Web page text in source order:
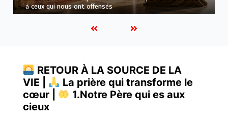
transforme le cœur |
6.Et pardonne-nous nos offenses
RETOUR À LA SOURCE DE LA
VIE |
La prière qui transforme le
cœur |
1.Notre Père qui es aux
cieux